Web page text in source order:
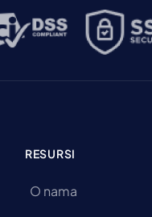
RESURSI
O nama